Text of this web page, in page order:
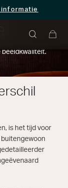
informatie
beeldkwaliteit.
is het tijd voor